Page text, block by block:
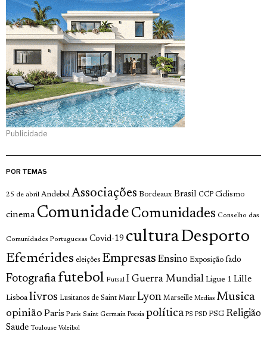
Publicidade
POR TEMAS
25 de abril Andebol Associações Bordeaux Brasil CCP Ciclismo
cinema Comunidade Comunidades Conselho das
Comunidades Portuguesas Covid-19 culturaDesporto
Efemérides eleições Empresas Ensino Exposição fado
Fotografia futebol Futsal I Guerra Mundial Ligue 1 Lille
Lisboa livros Lusitanos de Saint Maur Lyon Marseille Medias Musica
opinião Paris Paris Saint Germain Poesia política PS PSD PSG Religião
Saude Toulouse Voleibol